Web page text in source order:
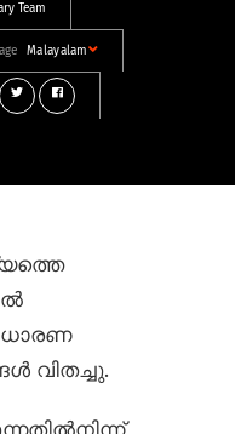
Team
Malayalam
വിതച്ചു.